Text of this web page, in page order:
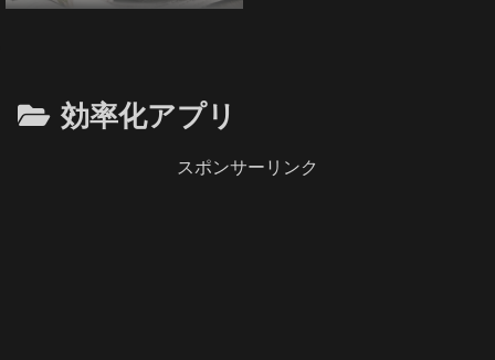
効率化アプリ
スポンサーリンク